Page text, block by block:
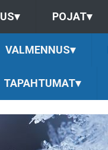
▾ POJAT▾
VALMENNUS▾
TAPAHTUMAT▾